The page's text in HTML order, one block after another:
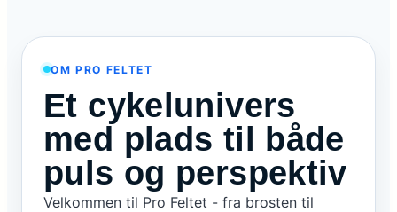
OM PRO FELTET
Et cykelunivers
med plads til både
puls og perspektiv
Velkommen til Pro Feltet - fra brosten til